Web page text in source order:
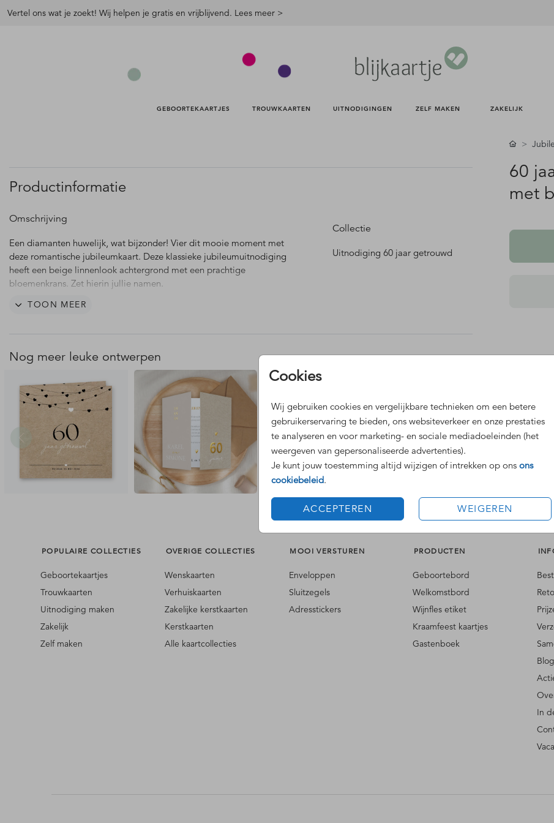
Vertel ons wat je zoekt! Wij helpen je gratis en vrijblijvend. Lees meer >
GEBOORTEKAARTJES TROUWKAARTEN UITNODIGINGEN ZELF MAKEN ZAKELIJK
Cookies
Wij gebruiken cookies en vergelijkbare technieken om een betere
gebruikerservaring te bieden, ons websiteverkeer en onze prestaties
te analyseren en voor marketing- en sociale mediadoeleinden (het
weergeven van gepersonaliseerde advertenties).
Je kunt jouw toestemming altijd wijzigen of intrekken op ons ons
cookiebeleid.
ACCEPTEREN WEIGEREN
Productinformatie
Omschrijving
Een diamanten huwelijk, wat bijzonder! Vier dit mooie moment met
deze romantische jubileumkaart. Deze klassieke jubileumuitnodiging
heeft een beige linnenlook achtergrond met een prachtige
bloemenkrans. Zet hierin jullie namen.
Deze uitnodigingskaart is ontworpen om te vieren dat jullie 60 jaar
bijvoorbeeld 25 jaar samen zijn. De teksten en getallen pas je
gemakkelijk aan in de editor. Vragen of wensen? Laat het gerust weten,
TOON MEER
Collectie
Uitnodiging 60 jaar getrouwd
Nog meer leuke ontwerpen
60
met
Dit
POPULAIRE COLLECTIES
Geboortekaartjes
Trouwkaarten
Uitnodiging maken
Zakelijk
Zelf maken
OVERIGE COLLECTIES
Wenskaarten
Verhuiskaarten
Zakelijke kerstkaarten
Kerstkaarten
Alle kaartcollecties
MOOI VERSTUREN
Enveloppen
Sluitzegels
Adresstickers
PRODUCTEN
Geboortebord
Welkomstbord
Wijnfles etiket
Kraamfeest kaartjes
Gastenboek
In